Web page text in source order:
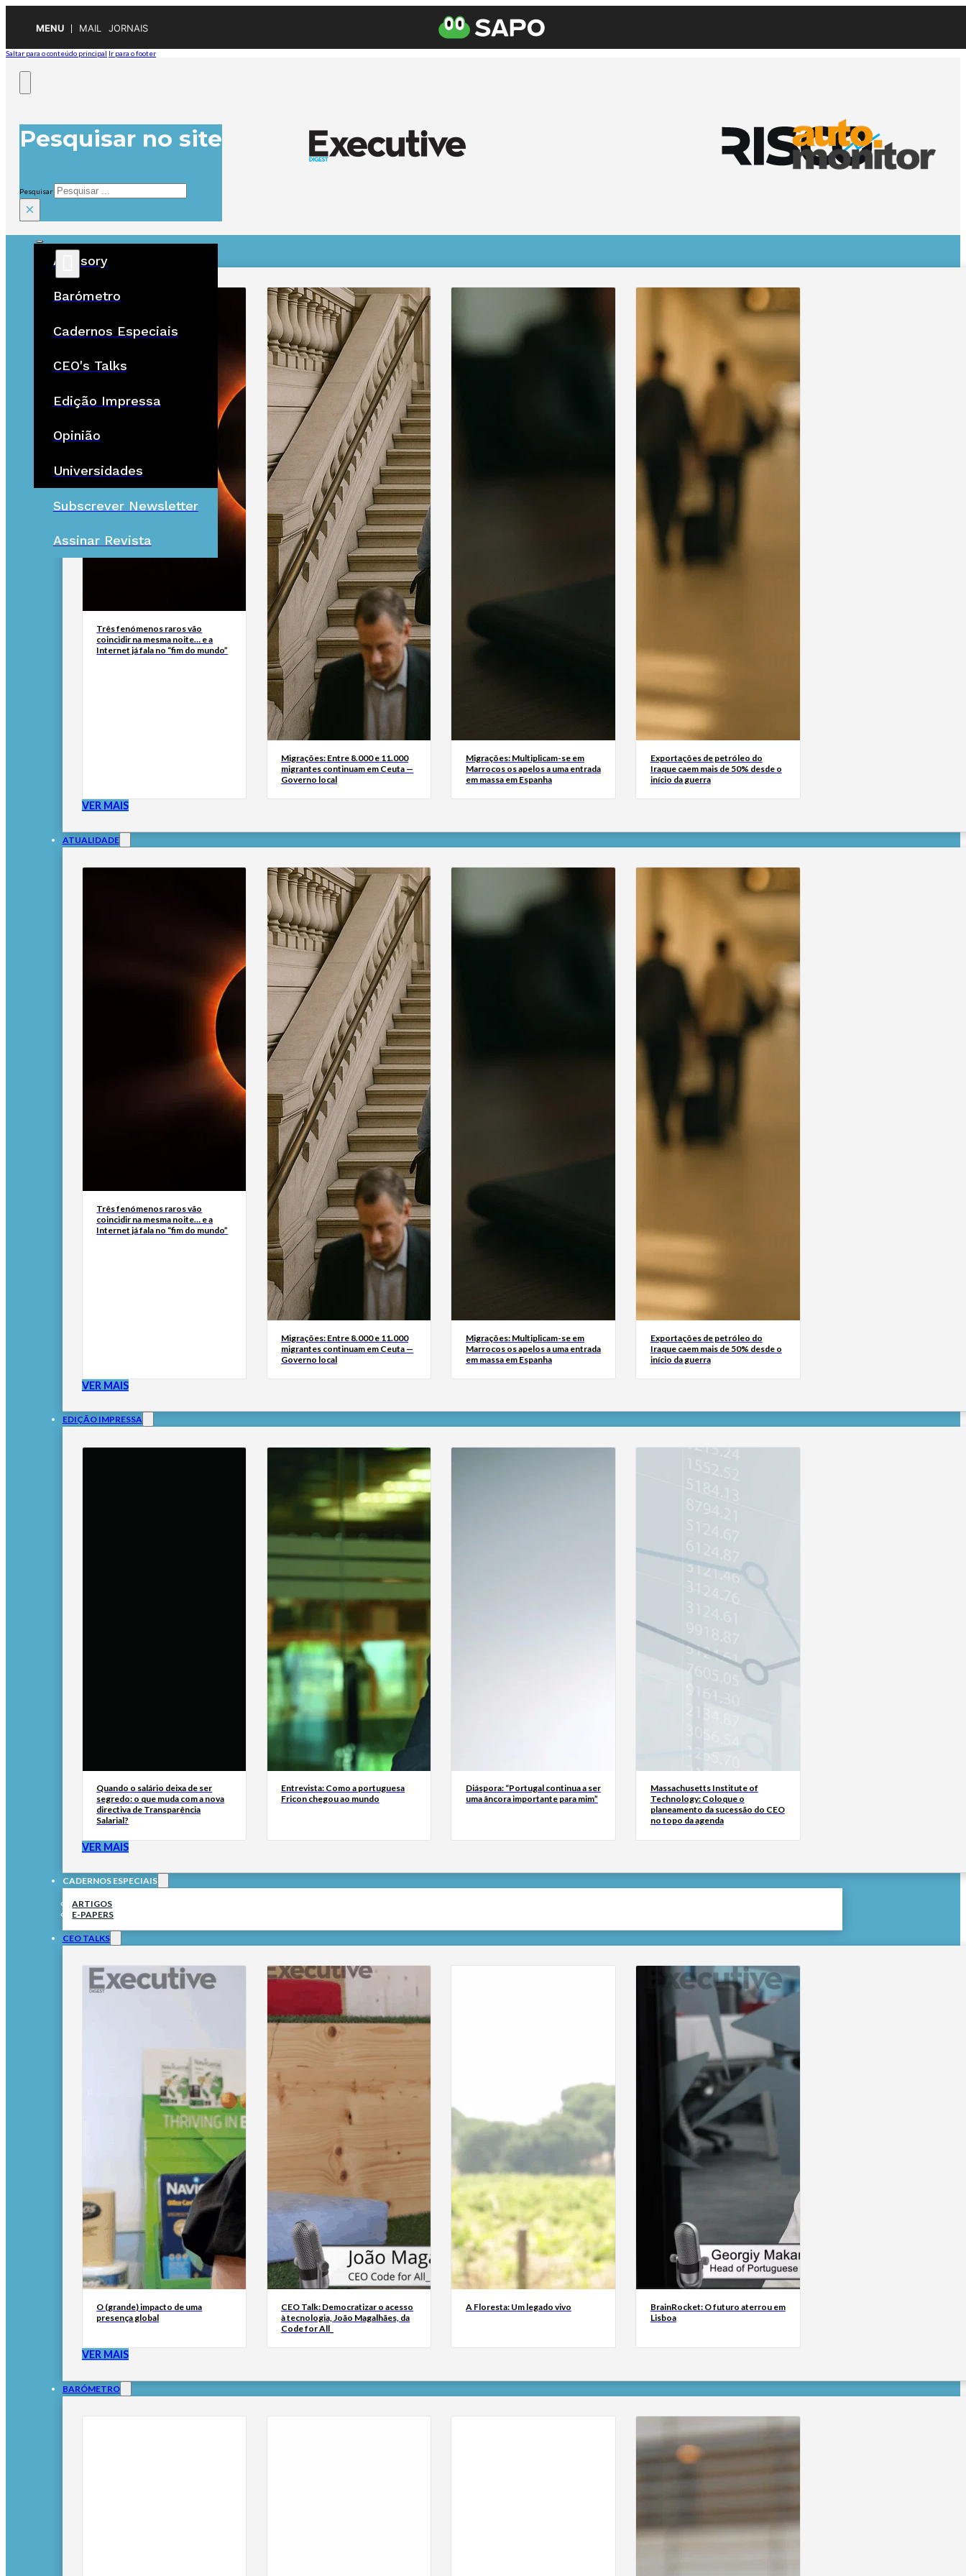
MENU MAIL JORNAIS
Saltar para o conteúdo principal Ir para o footer
Pesquisar no site
Pesquisar
×
Advisory
Barómetro
Cadernos Especiais
CEO's Talks
Edição Impressa
Opinião
Universidades
Subscrever Newsletter
Assinar Revista
ÚLTIMAS
Três fenómenos raros vão
coincidir na mesma noite… e a
Internet já fala no “fim do mundo”
Migrações: Entre 8.000 e 11.000
migrantes continuam em Ceuta —
Governo local
Migrações: Multiplicam-se em
Marrocos os apelos a uma entrada
em massa em Espanha
Exportações de petróleo do
Iraque caem mais de 50% desde o
início da guerra
VER MAIS
ATUALIDADE
Três fenómenos raros vão
coincidir na mesma noite… e a
Internet já fala no “fim do mundo”
Migrações: Entre 8.000 e 11.000
migrantes continuam em Ceuta —
Governo local
Migrações: Multiplicam-se em
Marrocos os apelos a uma entrada
em massa em Espanha
Exportações de petróleo do
Iraque caem mais de 50% desde o
início da guerra
VER MAIS
EDIÇÃO IMPRESSA
Quando o salário deixa de ser
segredo: o que muda com a nova
directiva de Transparência
Salarial?
Entrevista: Como a portuguesa
Fricon chegou ao mundo
Diáspora: “Portugal continua a ser
uma âncora importante para mim”
Massachusetts Institute of
Technology: Coloque o
planeamento da sucessão do CEO
no topo da agenda
VER MAIS
CADERNOS ESPECIAIS
ARTIGOS
E-PAPERS
CEO TALKS
O (grande) impacto de uma
presença global
CEO Talk: Democratizar o acesso
à tecnologia, João Magalhães, da
Code for All_
A Floresta: Um legado vivo
BrainRocket: O futuro aterrou em
Lisboa
VER MAIS
BARÓMETRO